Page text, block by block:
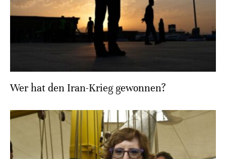
Wer hat den Iran-Krieg gewonnen?